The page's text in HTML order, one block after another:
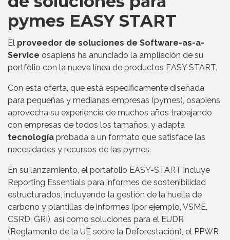
pymes EASY START
El proveedor de soluciones de Software-as-a-
Service osapiens ha anunciado la ampliación de su
portfolio con la nueva línea de productos EASY START.
Con esta oferta, que está específicamente diseñada
para pequeñas y medianas empresas (pymes), osapiens
aprovecha su experiencia de muchos años trabajando
con empresas de todos los tamaños, y adapta
tecnología probada a un formato que satisface las
necesidades y recursos de las pymes.
En su lanzamiento, el portafolio EASY-START incluye
Reporting Essentials para informes de sostenibilidad
estructurados, incluyendo la gestión de la huella de
carbono y plantillas de informes (por ejemplo, VSME,
CSRD, GRI), así como soluciones para el EUDR
(Reglamento de la UE sobre la Deforestación), el PPWR